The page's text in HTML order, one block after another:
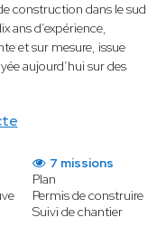
construction dans le sud
ans d’expérience,
et sur mesure, issue
aujourd’hui sur des
7 missions
Plan
Permis de construire
Suivi de chantier